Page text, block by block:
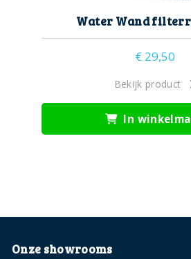
Water Wand
€ 29,50
Bekijk product
In
Onze showrooms